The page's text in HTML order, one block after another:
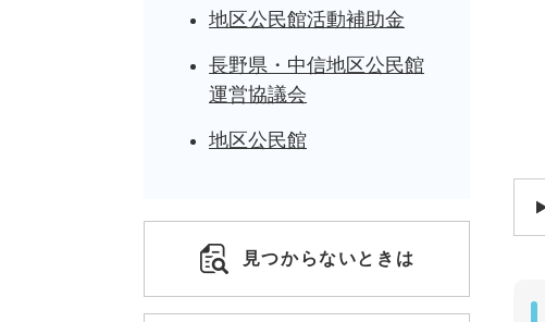
地区公民館活動補助金
長野県・中信地区公民館
運営協議会
地区公民館
見つからないときは